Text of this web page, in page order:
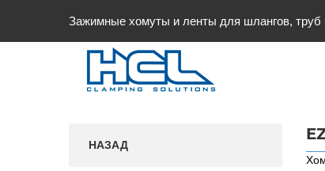
Зажимные хомуты и ленты для шлангов, труб
НАЗАД